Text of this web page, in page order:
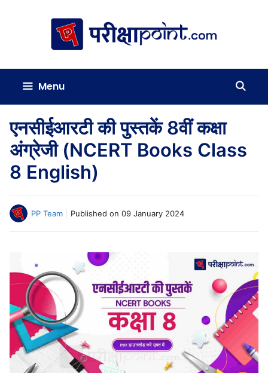
Menu
एनसीईआरटी की पुस्तकें 8वीं कक्षा
अंग्रेजी (NCERT Books Class
8 English)
PP Team Published on 09 January 2024